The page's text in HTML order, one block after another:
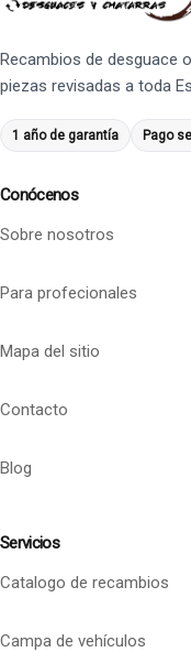
Recambios de desguace
piezas revisadas a toda
1 año de garantía Pago
Conócenos
Sobre nosotros
Para profecionales
Mapa del sitio
Contacto
Blog
Servicios
Catalogo de recambios
Campa de vehículos